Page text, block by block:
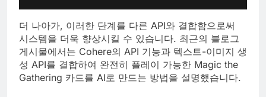
더 나아가, 이러한 단계를 다른 API와 결합함으로써
시스템을 더욱 향상시킬 수 있습니다. 최근의 블로그
게시물에서는 Cohere의 API 기능과 텍스트-이미지 생
성 API를 결합하여 완전히 플레이 가능한 Magic the
Gathering 카드를 AI로 만드는 방법을 설명했습니다.